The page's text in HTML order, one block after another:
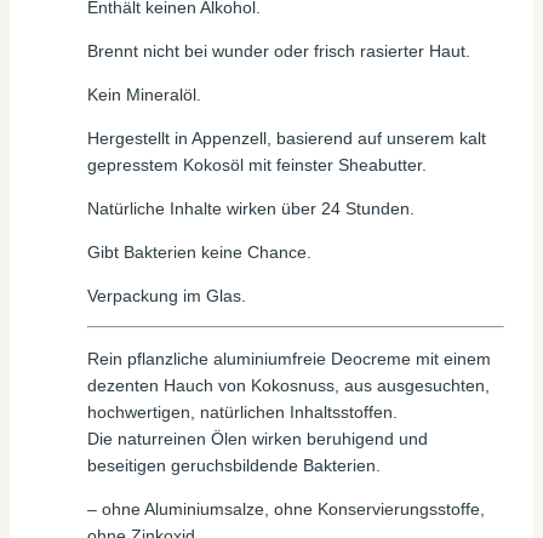
Enthält keinen Alkohol.
Brennt nicht bei wunder oder frisch rasierter Haut.
Kein Mineralöl.
Hergestellt in Appenzell, basierend auf unserem kalt
gepresstem Kokosöl mit feinster Sheabutter.
Natürliche Inhalte wirken über 24 Stunden.
Gibt Bakterien keine Chance.
Verpackung im Glas.
Rein pflanzliche aluminiumfreie Deocreme mit einem
dezenten Hauch von Kokosnuss, aus ausgesuchten,
hochwertigen, natürlichen Inhaltsstoffen.
Die naturreinen Ölen wirken beruhigend und
beseitigen geruchsbildende Bakterien.
– ohne Aluminiumsalze, ohne Konservierungsstoffe,